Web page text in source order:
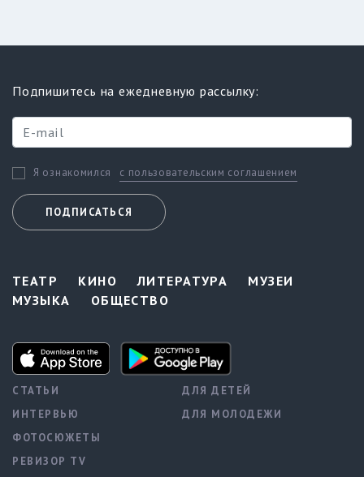
Подпишитесь на ежедневную рассылку:
Я ознакомился с пользовательским соглашением
ПОДПИСАТЬСЯ
ТЕАТР КИНО ЛИТЕРАТУРА
МУЗЕИ
МУЗЫКА
ОБЩЕСТВО
СТАТЬИ
ИНТЕРВЬЮ
ФОТОСЮЖЕТЫ
РЕВИЗОР TV
ДЛЯ ДЕТЕЙ
ДЛЯ МОЛОДЕЖИ